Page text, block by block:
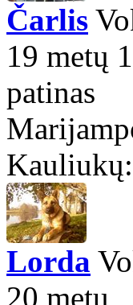
Čarlis
19 metų
patinas
Lorda
20 metų